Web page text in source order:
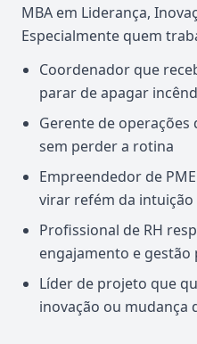
MBA em Liderança,
Especialmente quem
Coordenador que
parar de apagar
Gerente de
sem perder a rotina
Empreendedor de
virar refém da intuição
Profissional de RH
engajamento e
Líder de projeto que
inovação ou mudança